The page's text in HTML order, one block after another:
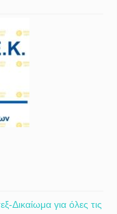
για όλες τις